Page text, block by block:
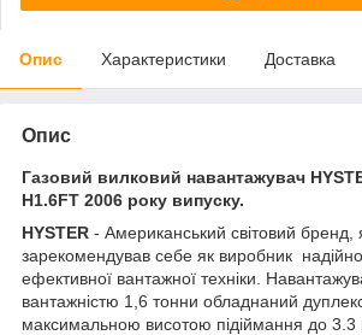
Опис Характеристики Доставка
Опис
Газовий вилковий навантажувач
H1.6FT 2006 року випуску.
HYSTER - Американський світовий бренд,
зарекомендував себе як виробник
ефективної вантажної техніки.
вантажністю 1,6 тонни обладнаний
максимальною висотою підіймання до 3.3